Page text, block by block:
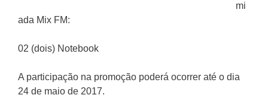
mi
ada Mix FM:
02 (dois) Notebook
A participação na promoção poderá ocorrer até o dia
24 de maio de 2017.